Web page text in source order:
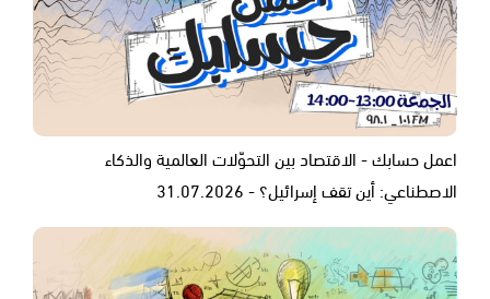
اعمل حسابك - الاقتصاد بين التحوّلات العالمية والذكاء
الاصطناعي: أين تقف إسرائيل؟ - 31.07.2026